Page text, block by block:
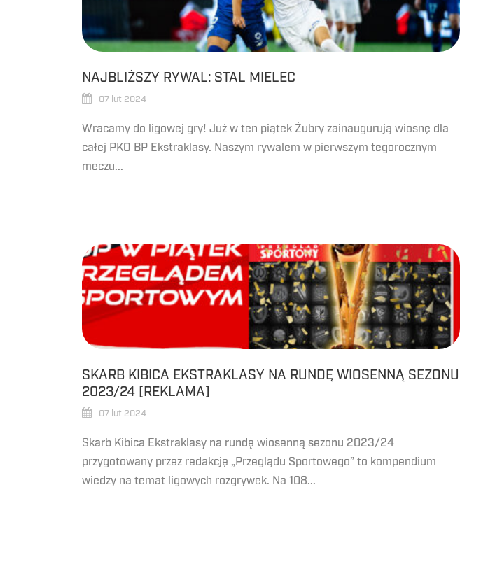
NAJBLIŻSZY RYWAL: STAL MIELEC
07 lut 2024
Wracamy do ligowej gry! Już w ten piątek Żubry zainaugurują wiosnę dla
całej PKO BP Ekstraklasy. Naszym rywalem w pierwszym tegorocznym
meczu...
SKARB KIBICA EKSTRAKLASY NA RUNDĘ WIOSENNĄ SEZONU
2023/24 [REKLAMA]
07 lut 2024
Skarb Kibica Ekstraklasy na rundę wiosenną sezonu 2023/24
przygotowany przez redakcję „Przeglądu Sportowego” to kompendium
wiedzy na temat ligowych rozgrywek. Na 108...